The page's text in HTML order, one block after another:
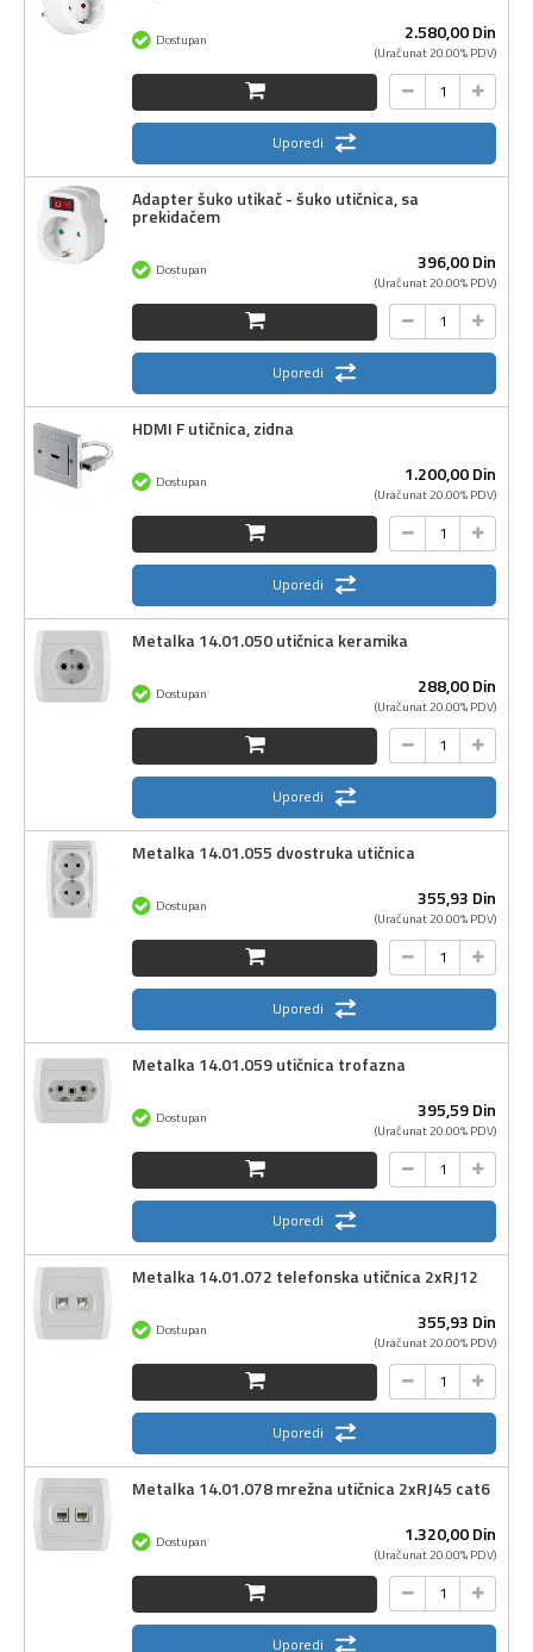
2.580,00Din
(Uračunat 20.00% PDV)
Dostupan
Uporedi
Adapter šuko utikač - šuko utičnica, sa
prekidačem
396,00Din
(Uračunat 20.00% PDV)
Dostupan
Uporedi
HDMI F utičnica, zidna
1.200,00Din
(Uračunat 20.00% PDV)
Dostupan
Uporedi
Metalka 14.01.050 utičnica keramika
288,00Din
(Uračunat 20.00% PDV)
Dostupan
Uporedi
Metalka 14.01.055 dvostruka utičnica
355,93 Din
(Uračunat 20.00% PDV)
Dostupan
Uporedi
Metalka 14.01.059 utičnica trofazna
395,59Din
(Uračunat 20.00% PDV)
Dostupan
Uporedi
Metalka 14.01.072 telefonska utičnica 2xRJ12
355,93 Din
(Uračunat 20.00% PDV)
Dostupan
Uporedi
Metalka 14.01.078 mrežna utičnica 2xRJ45 cat6
1.320,00Din
(Uračunat 20.00% PDV)
Dostupan
Uporedi